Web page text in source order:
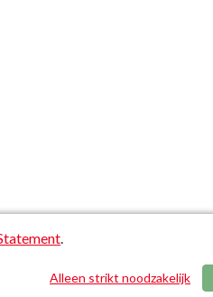
.
Alleen strikt noodzakelijk